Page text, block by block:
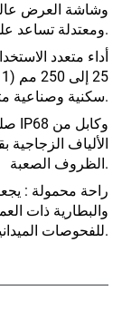
ومعتدلة تساعد على التشخيص الدقيق.
أداء متعدد
سكنية وصناعية متنوعة.
الظروف الصعبة.
راحة محمولة :
والبطارية ذات
للفحوصات الميدانية.